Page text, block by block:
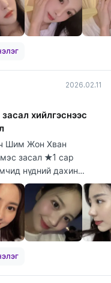
2026.02.11
хийлгэснээс
Шим Жон Хван
засал ★1 сар
нүдний дахин